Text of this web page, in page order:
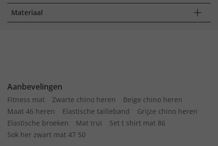
Materiaal
Aanbevelingen
Fitness mat Zwarte chino heren
Beige chino heren
Maat 46 heren
Elastische tailleband
Grijze chino heren
Elastische broeken
Mat trui
Set t shirt mat 86
Sok her zwart mat 47 50